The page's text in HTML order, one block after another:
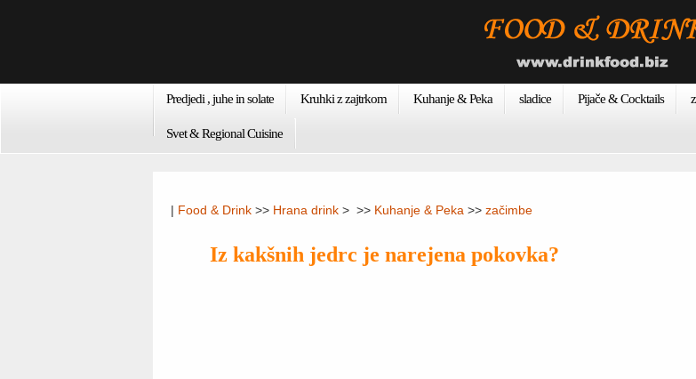
Predjedi , juhe in solate Kruhki z zajtrkom Kuhanje & Peka sladice Pijače & Cocktails
Svet & Regional Cuisine
| Food & Drink >> Hrana drink > >> Kuhanje & Peka >> začimbe
Iz kakšnih jedrc je narejena pokovka?